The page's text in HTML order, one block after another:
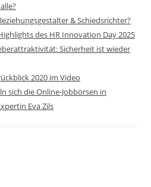
& Schiedsrichter?
des HR Innovation Day 2025
Sicherheit ist wieder
2020 im Video
sich die Online-Jobbörsen in
Eva Zils